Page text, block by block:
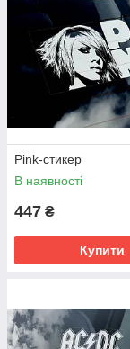
Pink-стикер
В наявності
447 ₴
Купити